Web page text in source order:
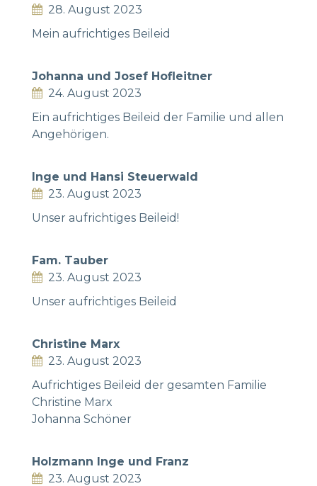
28. August 2023
Mein aufrichtiges Beileid
Johanna und Josef Hofleitner
24. August 2023
Ein aufrichtiges Beileid der Familie und allen
Angehörigen.
Inge und Hansi Steuerwald
23. August 2023
Unser aufrichtiges Beileid!
Fam. Tauber
23. August 2023
Unser aufrichtiges Beileid
Christine Marx
23. August 2023
Aufrichtiges Beileid der gesamten Familie
Christine Marx
Johanna Schöner
Holzmann Inge und Franz
23. August 2023